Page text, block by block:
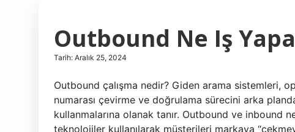
Outbound Ne Iş
Tarih: Aralık 25, 2024
Outbound çalışma nedir? Giden arama sistemleri,
numarası çevirme ve doğrulama sürecini arka
kullanmalarına olanak tanır. Outbound ve inbound
teknolojiler kullanılarak müşterileri markaya